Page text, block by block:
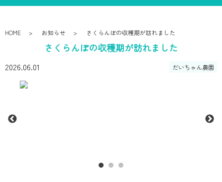
HOME お知らせ さくらんぼの収穫期が訪れました
さくらんぼの収穫期が訪れました
2026.06.01 だいちゃん農園